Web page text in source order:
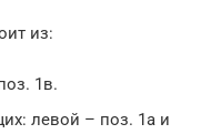
из:
1в.
левой – поз. 1а и